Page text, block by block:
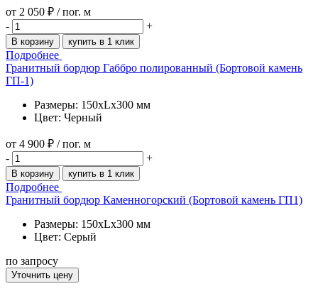
от 2 050 ₽ / пог. м
-
+
В корзину купить в 1 клик
Подробнее
Гранитный бордюр Габбро полированный (Бортовой камень
ГП-1)
Размеры: 150xLx300 мм
Цвет: Черный
от 4 900 ₽ / пог. м
-
+
В корзину купить в 1 клик
Подробнее
Гранитный бордюр Каменногорский (Бортовой камень ГП1)
Размеры: 150xLx300 мм
Цвет: Серый
по запросу
Уточнить цену